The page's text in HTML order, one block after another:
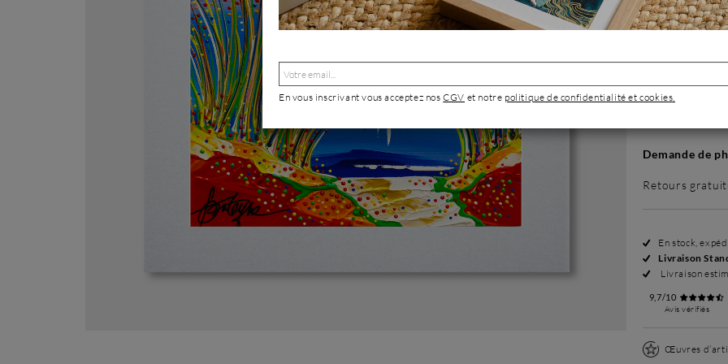
180 €
Demande de
Retours
En stock,
Livraison
Livraison
9,7/10
Avis vérifiés
Œuvres
En vous inscrivant vous acceptez nosCGV et notre politique de confidentialité et cookies.